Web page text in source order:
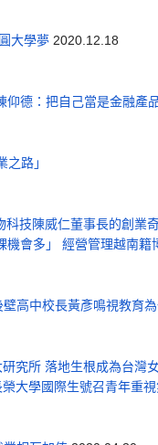
大學夢2020.12.18
仰德：把自己當是金融產
之路」
技陳威仁董事長的創業
機會多」 經營管理越南籍
高中校長黃彥鳴視教育
究所 落地生根成為台灣
大學國際生號召青年重